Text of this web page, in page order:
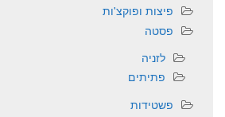
פיצות ופוקצ'ות
פסטה
לזניה
פתיתים
פשטידות